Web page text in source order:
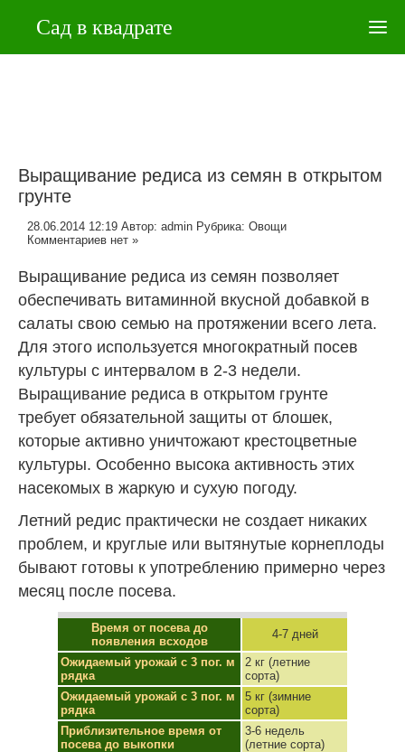
Выращивание редиса из семян в открытом
грунте
28.06.2014 12:19 Автор: admin Рубрика: Овощи
Комментариев нет »
Выращивание редиса из семян позволяет
обеспечивать витаминной вкусной добавкой в
салаты свою семью на протяжении всего лета.
Для этого используется многократный посев
культуры с интервалом в 2-3 недели.
Выращивание редиса в открытом грунте
требует обязательной защиты от блошек,
которые активно уничтожают крестоцветные
культуры. Особенно высока активность этих
насекомых в жаркую и сухую погоду.
Летний редис практически не создает никаких
проблем, и круглые или вытянутые корнеплоды
бывают готовы к употреблению примерно через
месяц после посева.
Время от посева до
появления всходов
4-7 дней
Ожидаемый урожай с 3 пог. м
рядка
2 кг (летние
сорта)
Ожидаемый урожай с 3 пог. м
рядка
5 кг (зимние
сорта)
Приблизительное время от
посева до выкопки
3-6 недель
(летние сорта)
Сад в квадрате